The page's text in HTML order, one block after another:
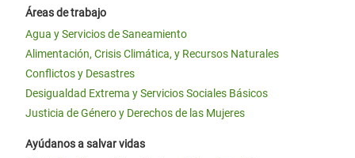
Áreas de trabajo
Agua y Servicios de Saneamiento
Alimentación, Crisis Climática, y Recursos Naturales
Conflictos y Desastres
Desigualdad Extrema y Servicios Sociales Básicos
Justicia de Género y Derechos de las Mujeres
Ayúdanos a salvar vidas